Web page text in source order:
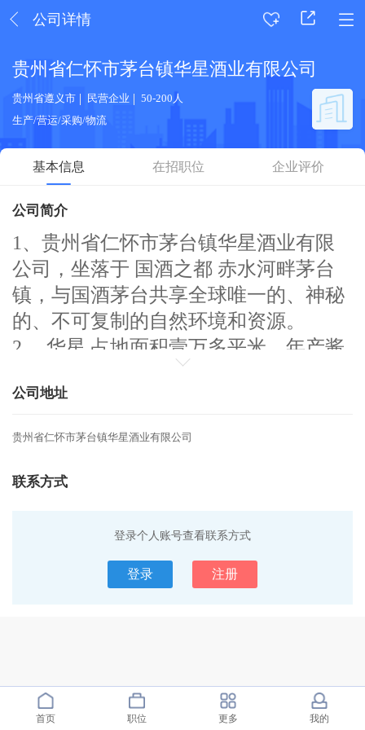
公司详情
贵州省仁怀市茅台镇华星酒业有限公司
贵州省遵义市 民营企业
50-200人
生产/营运/采购/物流
基本信息 在招职位 企业评价
公司简介
1、贵州省仁怀市茅台镇华星酒业有限
公司，坐落于 国酒之都 赤水河畔茅台
镇，与国酒茅台共享全球唯一的、神秘
的、不可复制的自然环境和资源。
2、 华星 占地面积壹万多平米，年产酱
香型白酒可达伍千吨，原酒储存量超过
贰万吨，两名国家级品酒师、调酒师，
企业，仁怀市市属规模企业。
理念为己任，以 绿色、有机、健康 定
位产品发展方向。其核心品牌有 华星
、 皇家井 等，产品采用茅台镇千年酱
优雅细腻、回味悠长、空杯留香持久的
独特风格。 皇家井 为 贵州省著名商标
公司地址
贵州省仁怀市茅台镇华星酒业有限公司
联系方式
登录个人账号查看联系方式
登录 注册
首页 职位 更多 我的